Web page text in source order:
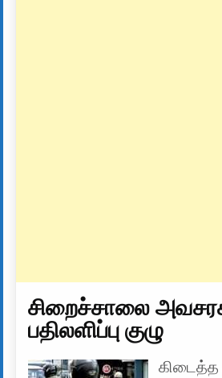
சிறைச்சாலை
பதிலளிப்பு குழு